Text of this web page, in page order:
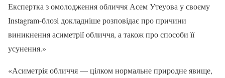
Експертка з омолодження обличчя Асем Утеуова у своєму
Instagram-блозі докладніше розповідає про причини
виникнення асиметрії обличчя, а також про способи її
усунення.»
«Асиметрія обличчя — цілком нормальне природне явище,